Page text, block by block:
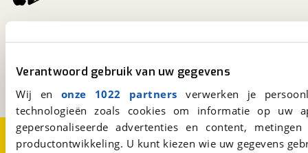
Verantwoord gebruik van uw gegevens
Wij en onze 1022 partners verwerken je
technologieën zoals cookies om informatie op
gepersonaliseerde advertenties en content,
productontwikkeling. U kunt kiezen wie uw gegevens
Een initiatief van
Over viaBOVAG.nlDisclaimer- en Privacyverklaring
CookievoorkeurenVacatures